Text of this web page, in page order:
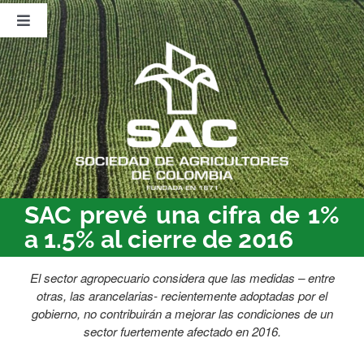
Saltar
contenido
Toggle
Navigation
Nosotros
Publicaciones
Sala de Prensa
Eventos
SAC prevé una cifra de 1%
a 1.5% al cierre de 2016
El sector agropecuario considera que las medidas – entre
otras, las arancelarias- recientemente adoptadas por el
gobierno, no contribuirán a mejorar las condiciones de un
sector fuertemente afectado en 2016.